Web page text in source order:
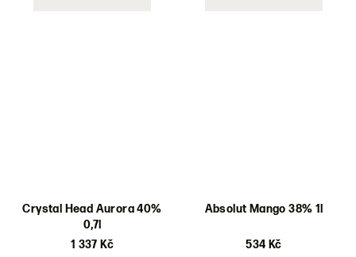
Crystal Head Aurora 40%
0,7l
1 337 Kč
Absolut Mango 38% 1l
534 Kč